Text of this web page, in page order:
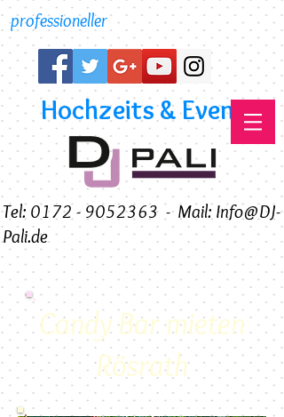
professioneller
Hochzeits & Event DJ
Tel: 0172 - 9052363 - Mail: Info@DJ-
Pali.de
Candy Bar mieten
Rösrath